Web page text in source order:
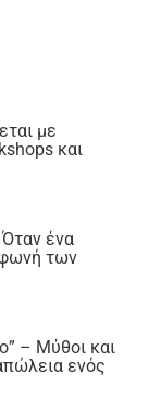
με
και
ένα
φωνή των
– Μύθοι και
ενός